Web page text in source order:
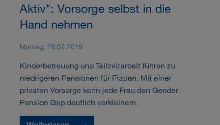
Aktiv": Vorsorge selbst in die
Hand nehmen
Montag, 29.07.2019
Kinderbetreuung und Teilzeitarbeit führen zu
niedrigeren Pensionen für Frauen. Mit einer
privaten Vorsorge kann jede Frau den Gender
Pension Gap deutlich verkleinern.